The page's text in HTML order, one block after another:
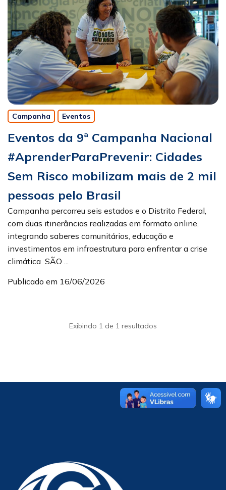
Campanha Eventos
Eventos da 9ª Campanha Nacional
#AprenderParaPrevenir: Cidades
Sem Risco mobilizam mais de 2 mil
pessoas pelo Brasil
Campanha percorreu seis estados e o Distrito Federal,
com duas itinerâncias realizadas em formato online,
integrando saberes comunitários, educação e
investimentos em infraestrutura para enfrentar a crise
climática SÃO ...
Publicado em 16/06/2026
Exibindo 1 de 1 resultados